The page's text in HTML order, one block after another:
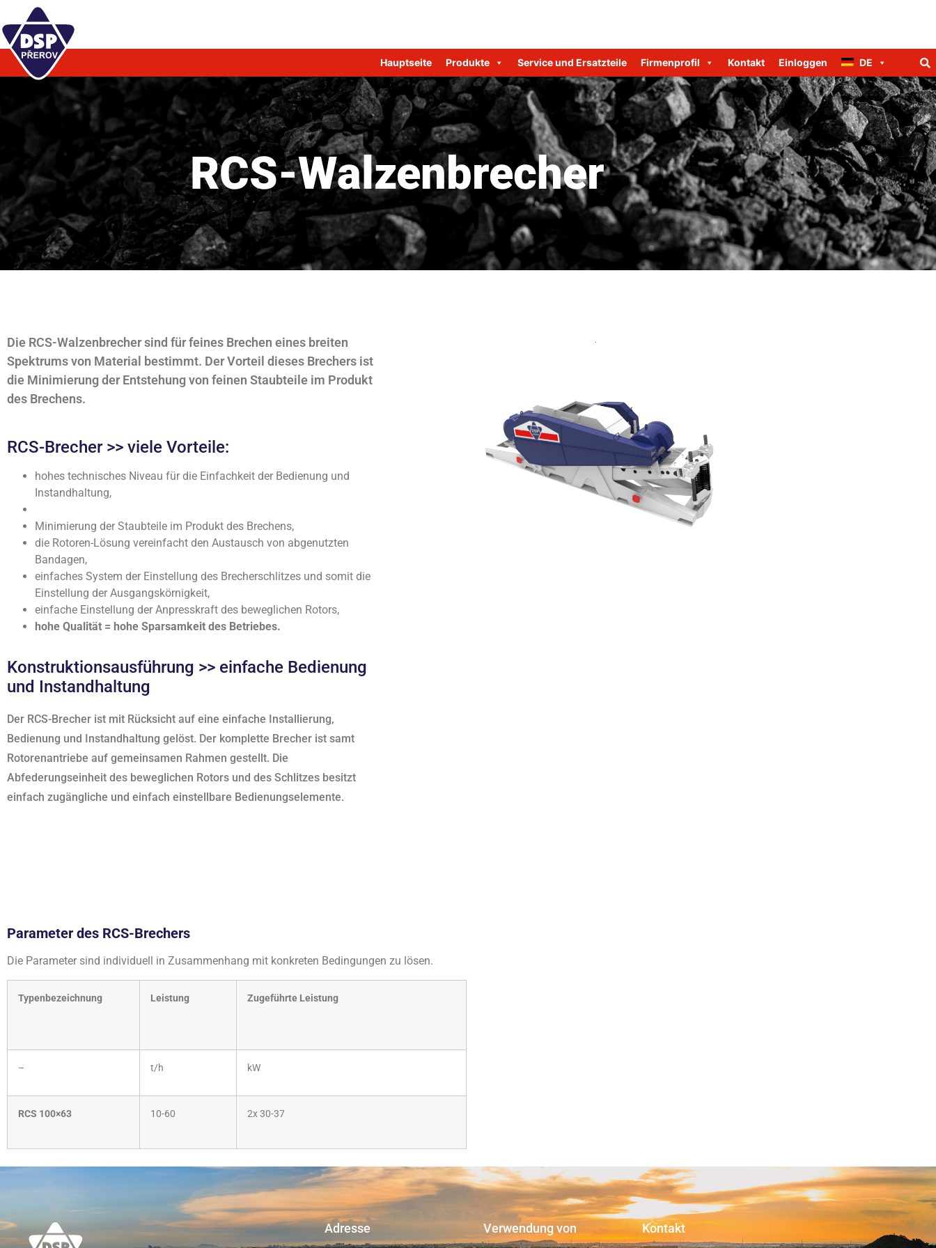
Hauptseite Produkte Service und Ersatzteile Firmenprofil Kontakt Einloggen DE
RCS-Walzenbrecher
Die RCS-Walzenbrecher sind für feines Brechen eines breiten
Spektrums von Material bestimmt. Der Vorteil dieses Brechers ist
die Minimierung der Entstehung von feinen Staubteile im Produkt
des Brechens.
RCS-Brecher >> viele Vorteile:
hohes technisches Niveau für die Einfachkeit der Bedienung und
Instandhaltung,
Minimierung der Staubteile im Produkt des Brechens,
die Rotoren-Lösung vereinfacht den Austausch von abgenutzten
Bandagen,
einfaches System der Einstellung des Brecherschlitzes und somit die
Einstellung der Ausgangskörnigkeit,
einfache Einstellung der Anpresskraft des beweglichen Rotors,
hohe Qualität = hohe Sparsamkeit des Betriebes.
Konstruktionsausführung >> einfache Bedienung
und Instandhaltung
Der RCS-Brecher ist mit Rücksicht auf eine einfache Installierung,
Bedienung und Instandhaltung gelöst. Der komplette Brecher ist samt
Rotorenantriebe auf gemeinsamen Rahmen gestellt. Die
Abfederungseinheit des beweglichen Rotors und des Schlitzes besitzt
einfach zugängliche und einfach einstellbare Bedienungselemente.
Parameter des RCS-Brechers
Die Parameter sind individuell in Zusammenhang mit konkreten Bedingungen zu lösen.
Typenbezeichnung Leistung Zugeführte Leistung
– t/h kW
RCS 100×63 10-60 2x 30-37
Adresse Verwendung von Kontakt